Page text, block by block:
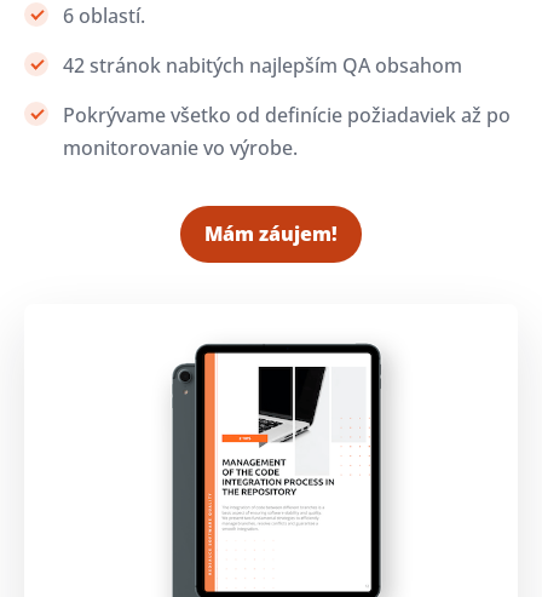
6 oblastí.
42 stránok nabitých najlepším QA obsahom
Pokrývame všetko od definície požiadaviek až po
monitorovanie vo výrobe.
Mám záujem!